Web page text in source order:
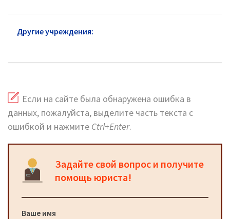
Другие учреждения:
Если на сайте была обнаружена ошибка в
данных, пожалуйста, выделите часть текста с
ошибкой и нажмите Ctrl+Enter.
Задайте свой вопрос и получите
помощь юриста!
Ваше имя